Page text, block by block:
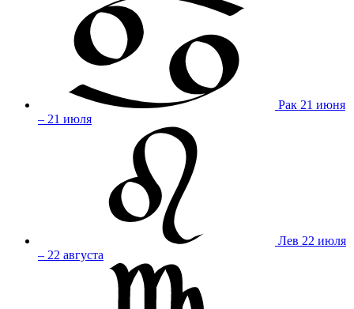
Рак 21 июня
– 21 июля
Лев 22 июля
– 22 августа